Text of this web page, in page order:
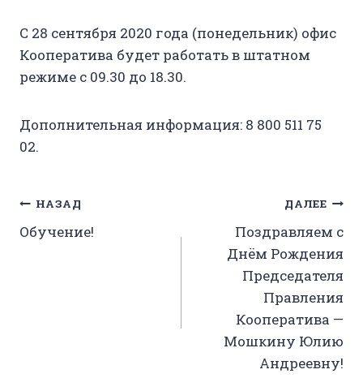
С 28 сентября 2020 года (понедельник) офис
Кооператива будет работать в штатном
режиме с 09.30 до 18.30.
Дополнительная информация: 8 800 511 75
02.
Навигация
по
НАЗАД
Обучение!
ДАЛЕЕ
Поздравляем с
Днём Рождения
Председателя
Правления
Кооператива —
Мошкину Юлию
Андреевну!